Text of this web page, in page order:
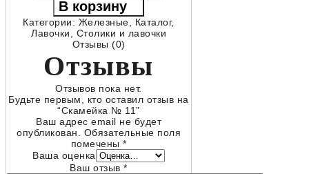
В корзину
Категории: Железные Каталог,
Лавочки
Столики и лавочки
Отзывы (0)
Отзывы
Отзывов пока нет.
Будьте первым, кто оставил отзыв на
“Скамейка № 11”
Ваш адрес email не будет
опубликован.
Обязательные поля
помечены *
Ваша оценка
Ваш отзыв*